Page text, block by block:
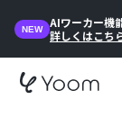
NEW
AIワーカー機
詳しくはこち